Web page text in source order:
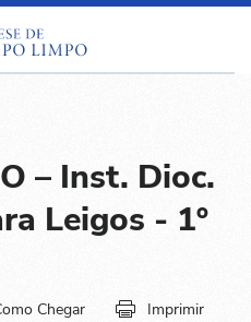
– Inst. Dioc.
Leigos - 1º
Chegar Imprimir